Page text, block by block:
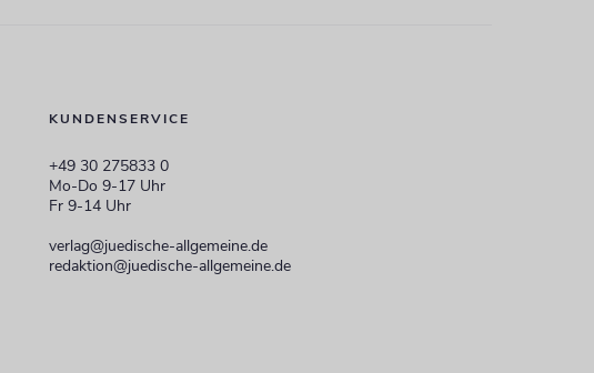
KUNDENSERVICE
+49 30 275833 0
Mo-Do 9-17 Uhr
Fr 9-14 Uhr
verlag@juedische-allgemeine.de
redaktion@juedische-allgemeine.de